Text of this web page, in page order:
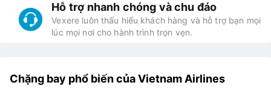
Hỗ trợ nhanh chóng và chu đáo
Vexere luôn thấu hiểu khách hàng và hỗ trợ bạn mọi
lúc mọi nơi cho hành trình trọn vẹn.
Chặng bay phổ biến của Vietnam Airlines